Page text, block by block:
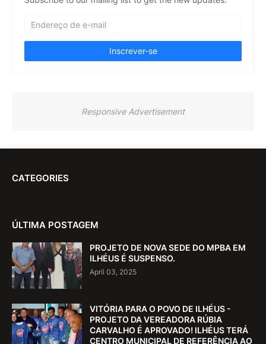
Responsive Advertisement
CATEGORIES
ÚLTIMA POSTAGEM
PROJETO DE NOVA SEDE DO MPBA EM
ILHÉUS É SUSPENSO.
April 03, 2025
VITÓRIA PARA O POVO DE ILHÉUS -
PROJETO DA VEREADORA RÚBIA
CARVALHO É APROVADO! ILHÉUS TERÁ
CENTRO MUNICIPAL DE REFERÊNCIA AO